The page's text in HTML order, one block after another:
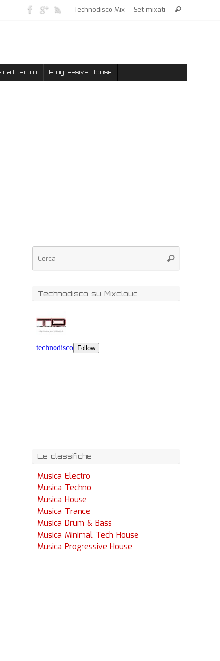
Technodisco Mix Set mixati
Electro Progressive House
Technodisco su Mixcloud
Le classifiche
Musica Electro
Musica Techno
Musica House
Musica Trance
Musica Drum & Bass
Musica Minimal Tech House
Musica Progressive House